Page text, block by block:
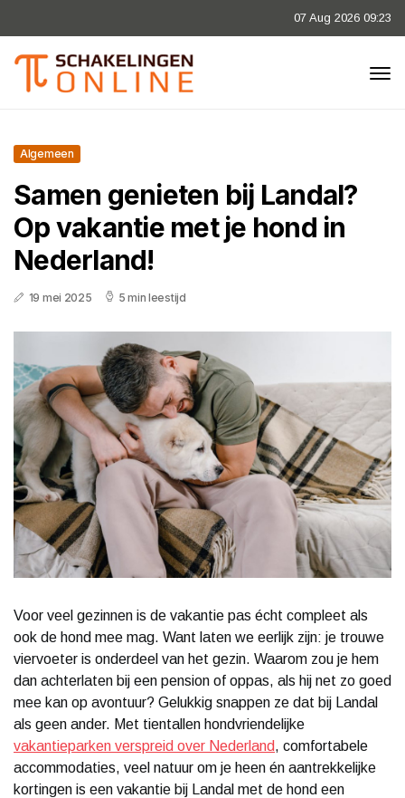
07 Aug 2026 09:23
Algemeen
Samen genieten bij Landal?
Op vakantie met je hond in
Nederland!
19 mei 2025 5 min leestijd
Voor veel gezinnen is de vakantie pas écht compleet als
ook de hond mee mag. Want laten we eerlijk zijn: je trouwe
viervoeter is onderdeel van het gezin. Waarom zou je hem
dan achterlaten bij een pension of oppas, als hij net zo goed
mee kan op avontuur? Gelukkig snappen ze dat bij Landal
als geen ander. Met tientallen hondvriendelijke
vakantieparken verspreid over Nederland, comfortabele
accommodaties, veel natuur om je heen én aantrekkelijke
kortingen is een vakantie bij Landal met de hond een